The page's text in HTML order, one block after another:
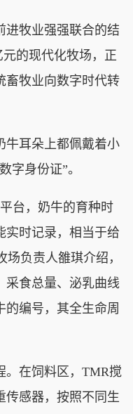
牧业强强联合的结
的现代化牧场，正
畜牧业向数字时代转
耳朵上都佩戴着小
字身份证”。
台，奶牛的育种时
实时记录，相当于给
场负责人雒琪介绍，
采食总量、泌乳曲线
的编号，其全生命周
在饲料区，TMR搅
传感器，按照不同生